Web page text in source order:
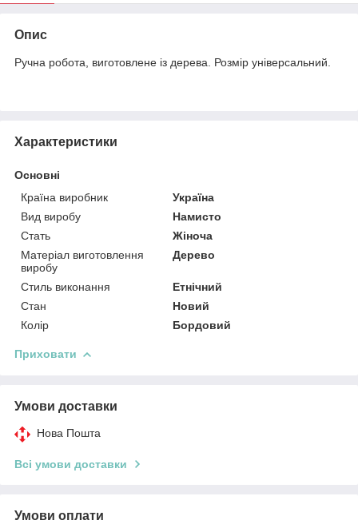
Опис
Ручна робота, виготовлене із дерева. Розмір універсальний.
Характеристики
Основні
Країна виробник
Україна
Вид виробу
Намисто
Стать
Жіноча
Матеріал виготовлення
виробу
Дерево
Стиль виконання
Етнічний
Стан
Новий
Колір
Бордовий
Приховати
Умови доставки
Нова Пошта
Всі умови доставки
Умови оплати